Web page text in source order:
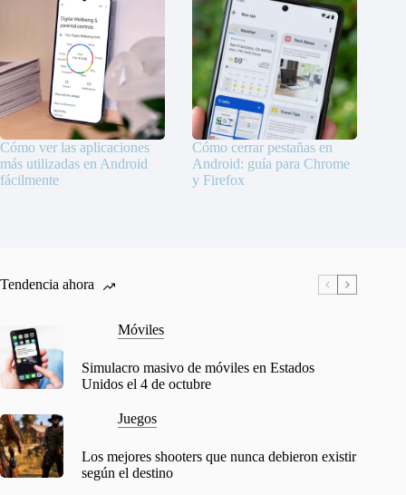
Cómo ver las aplicaciones
más utilizadas en Android
fácilmente
Cómo cerrar pestañas en
Android: guía para Chrome
y Firefox
Tendencia ahora
Móviles
Simulacro masivo de móviles en Estados
Unidos el 4 de octubre
Juegos
Los mejores shooters que nunca debieron existir
según el destino